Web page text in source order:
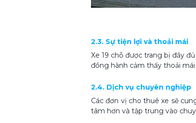
2.3. Sự tiện lợi và thoải mái
Xe 19 chỗ được trang bị đầy
đồng hành cảm thấy thoải
2.4. Dịch vụ chuyên nghiệp
Các đơn vị cho thuê xe sẽ
tâm hơn và tập trung vào